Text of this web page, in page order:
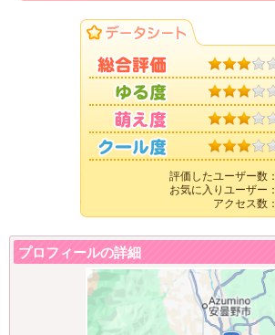
評価したユーザー数：
お気に入りユーザー：
アクセス数：
プロフィールの詳細